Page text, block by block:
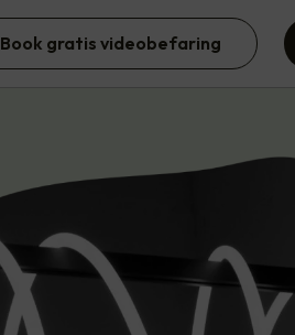
Book gratis videobefaring